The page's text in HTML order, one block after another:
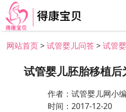
网站首页>试管婴儿问答>试管
试管婴儿胚胎移植后
作者：试管婴儿网小编
时间：2017-12-20